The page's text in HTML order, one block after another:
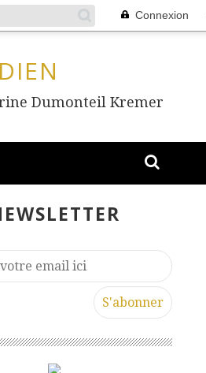
Connexion
Dumonteil Kremer